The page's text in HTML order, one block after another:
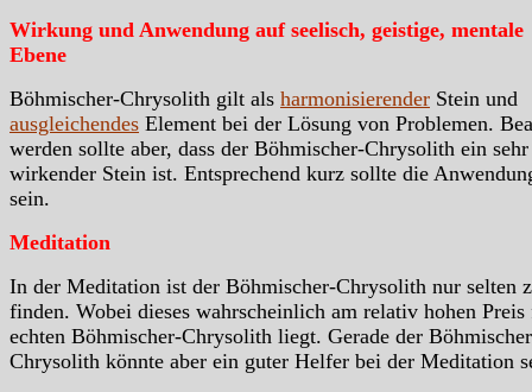
Wirkung und Anwendung auf seelisch, geistige, mentale
Ebene
Böhmischer-Chrysolith gilt als harmonisierender Stein und
ausgleichendes Element bei der Lösung von Problemen.
werden sollte aber, dass der Böhmischer-Chrysolith ein
wirkender Stein ist. Entsprechend kurz sollte die
sein.
Meditation
In der Meditation ist der Böhmischer-Chrysolith nur selten
finden. Wobei dieses wahrscheinlich am relativ hohen Preis
echten Böhmischer-Chrysolith liegt. Gerade der
Chrysolith könnte aber ein guter Helfer bei der Meditation